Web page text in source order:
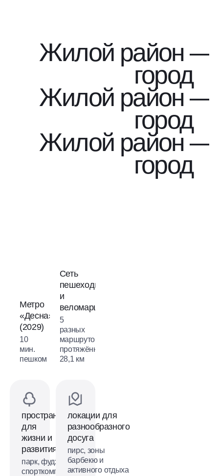
по проекту
Жилой район —
город
Жилой район —
город
Жилой район —
город
Метро
«Десна»
(2029)
10
мин.
пешком
Сеть
пешеходных
и
веломаршрутов
5
разных
маршрутов
протяжённостью
28,1 км
пространства
для
жизни и
развития
парк, фудхолл,
спорткомплекс,
локации для
разнообразного
досуга
пирс, зоны
барбекю и
активного отдыха